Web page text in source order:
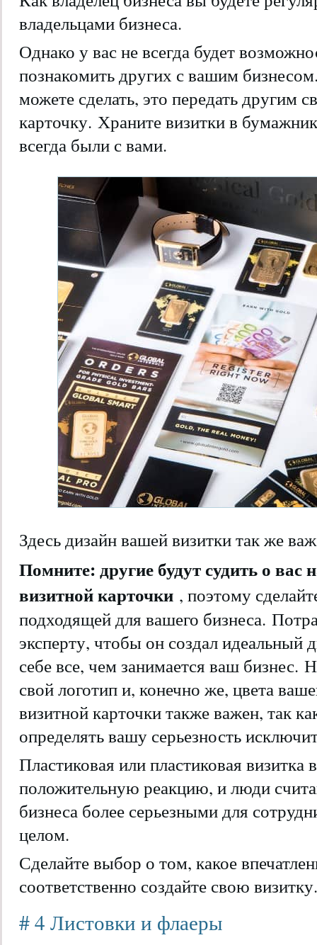
владельцами бизнеса.
Однако у вас не всегда будет
познакомить других с вашим
можете сделать, это передать другим
карточку. Храните визитки в
всегда были с вами.
Здесь дизайн вашей визитки так же
Помните: другие будут судить о вас
визитной карточки , поэтому
подходящей для вашего бизнеса.
эксперту, чтобы он создал идеальный
себе все, чем занимается ваш бизнес.
свой логотип и, конечно же, цвета
визитной карточки также важен, так
определять вашу серьезность
Пластиковая или пластиковая визитка
положительную реакцию, и люди
бизнеса более серьезными для
целом.
Сделайте выбор о том, какое
соответственно создайте свою визитку.
# 4 Листовки и флаеры